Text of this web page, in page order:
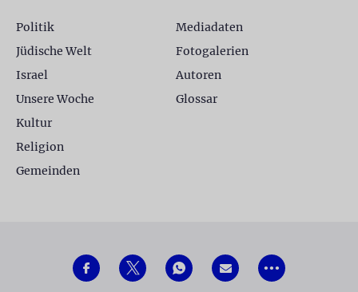
•••
Politik
Jüdische Welt
Israel
Unsere Woche
Kultur
Religion
Gemeinden
Mediadaten
Fotogalerien
Autoren
Glossar
© 2026 Jüdische Allgemeine
Impressum
Datenschutzerklärung AGB Privatsphäre